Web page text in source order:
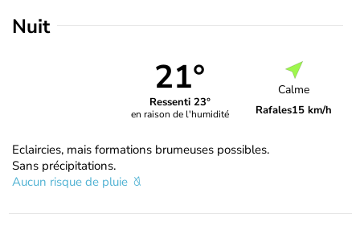
Nuit
21°
Ressenti 23°
en raison de l'humidité
Calme
Rafales15 km/h
Eclaircies, mais formations brumeuses possibles.
Sans précipitations.
Aucun risque de pluie